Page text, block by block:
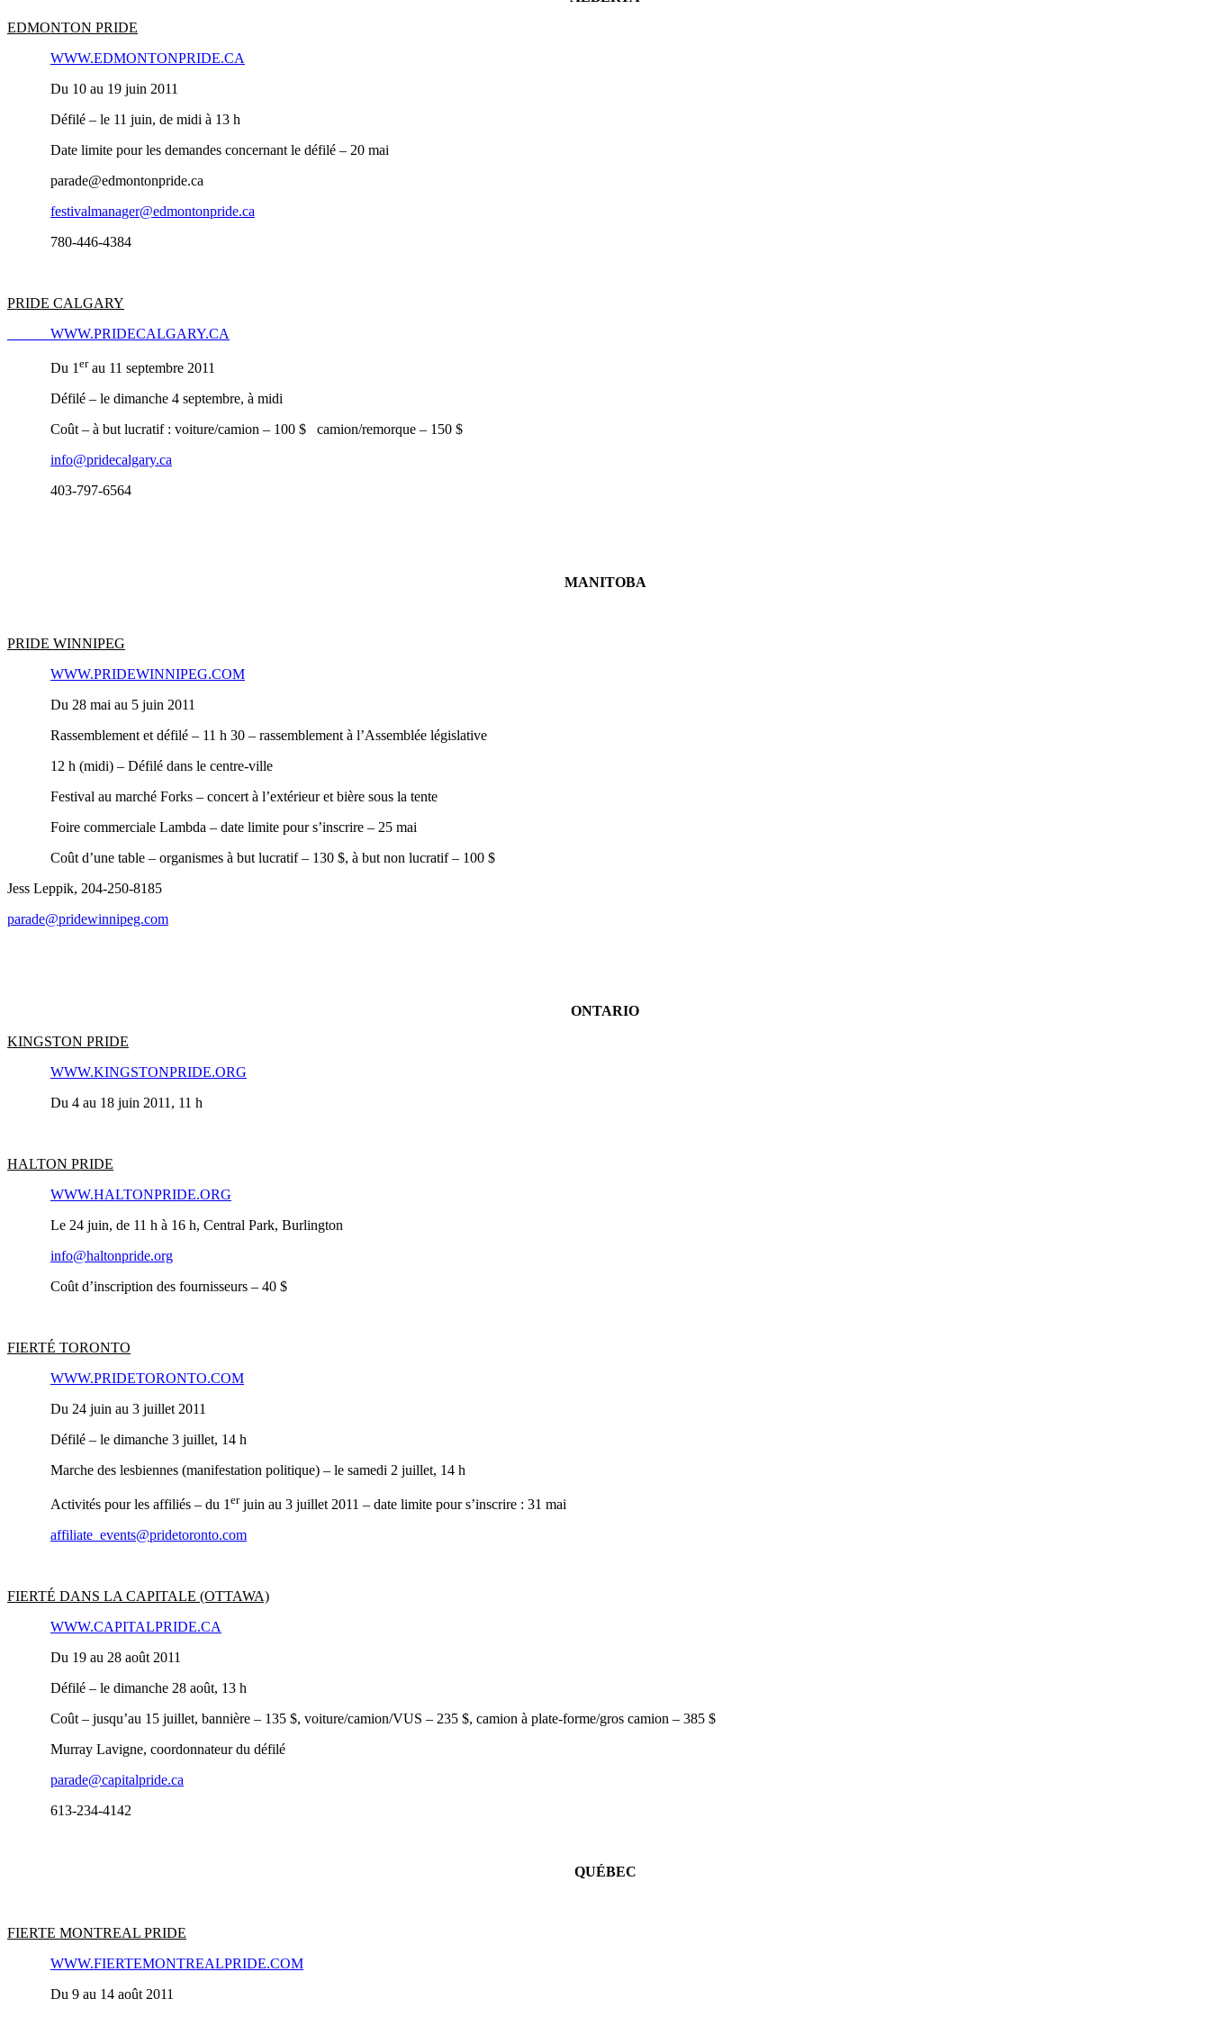
EDMONTON PRIDE
WWW.EDMONTONPRIDE.CA
Du 10 au 19 juin 2011
Défilé – le 11 juin, de midi à 13 h
Date limite pour les demandes concernant le défilé – 20 mai
parade@edmontonpride.ca
festivalmanager@edmontonpride.ca
780‑446‑4384
PRIDE CALGARY
WWW.PRIDECALGARY.CA
Du 1 erau 11 septembre 2011
Défilé – le dimanche 4 septembre, à midi
Coût – à but lucratif : voiture/camion – 100 $ camion/remorque – 150 $
info@pridecalgary.ca
403‑797-6564
MANITOBA
PRIDE WINNIPEG
WWW.PRIDEWINNIPEG.COM
Du 28 mai au 5 juin 2011
Rassemblement et défilé – 11 h 30 – rassemblement à l’Assemblée législative
12 h (midi) – Défilé dans le centre-ville
Festival au marché Forks – concert à l’extérieur et bière sous la tente
Foire commerciale Lambda – date limite pour s’inscrire – 25 mai
Coût d’une table – organismes à but lucratif – 130 $, à but non lucratif – 100 $
Jess Leppik, 204‑250‑8185
parade@pridewinnipeg.com
ONTARIO
KINGSTON PRIDE
WWW.KINGSTONPRIDE.ORG
Du 4 au 18 juin 2011, 11 h
HALTON PRIDE
WWW.HALTONPRIDE.ORG
Le 24 juin, de 11 h à 16 h, Central Park, Burlington
info@haltonpride.org
Coût d’inscription des fournisseurs – 40 $
FIERTÉ TORONTO
WWW.PRIDETORONTO.COM
Du 24 juin au 3 juillet 2011
Défilé – le dimanche 3 juillet, 14 h
Marche des lesbiennes (manifestation politique) – le samedi 2 juillet, 14 h
Activités pour les affiliés – du 1 erjuin au 3 juillet 2011 – date limite pour s’inscrire : 31 mai
affiliate_events@pridetoronto.com
FIERTÉ DANS LA CAPITALE (OTTAWA)
WWW.CAPITALPRIDE.CA
Du 19 au 28 août 2011
Défilé – le dimanche 28 août, 13 h
Coût – jusqu’au 15 juillet, bannière – 135 $, voiture/camion/VUS – 235 $, camion à plate-forme/gros camion – 385 $
Murray Lavigne, coordonnateur du défilé
parade@capitalpride.ca
613‑234‑4142
QUÉBEC
FIERTE MONTREAL PRIDE
WWW.FIERTEMONTREALPRIDE.COM
Du 9 au 14 août 2011